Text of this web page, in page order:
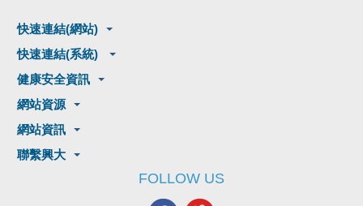
快速連結(網站)
快速連結(系統)
健康安全資訊
網站資源
網站資訊
聯繫興大
FOLLOW US